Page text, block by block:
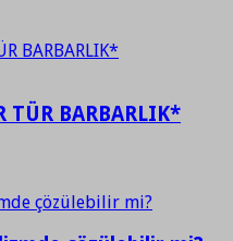
TÜR BARBARLIK*